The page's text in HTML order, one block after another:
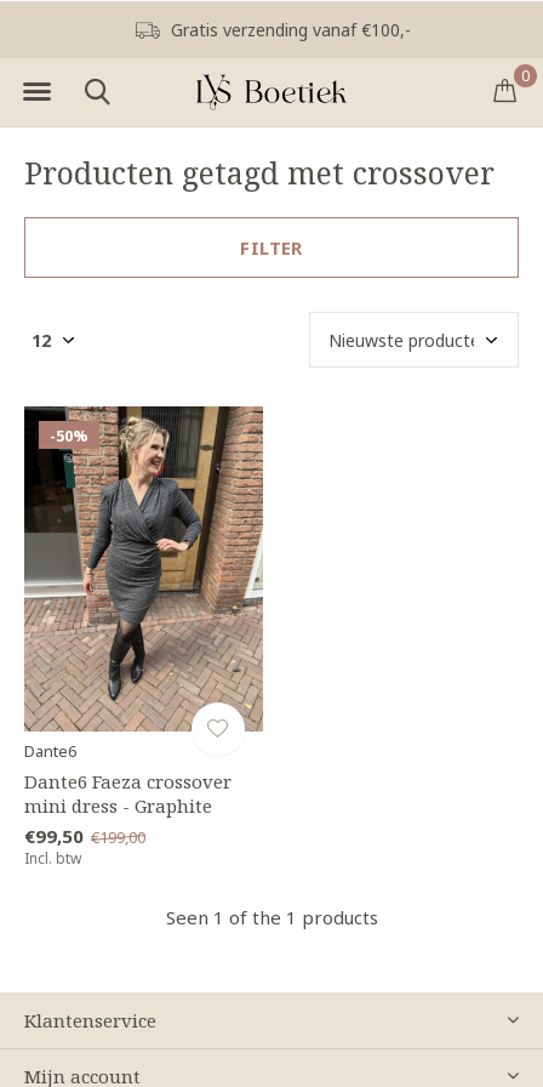
0
Gratis verzending vanaf €100,-
Producten getagd met crossover
FILTER
-50%
Dante6
Dante6 Faeza crossover
mini dress - Graphite
€99,50 €199,00
Incl. btw
Seen 1 of the 1 products
Klantenservice
Mijn account